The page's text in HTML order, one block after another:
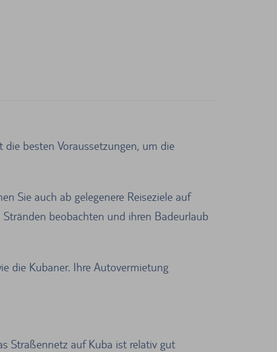
besten Voraussetzungen, um die
Sie auch ab gelegenere Reiseziele auf
beobachten und ihren Badeurlaub
die Kubaner. Ihre Autovermietung
Straßennetz auf Kuba ist relativ gut